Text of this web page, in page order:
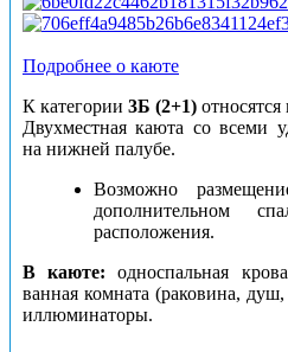
Подробнее о каюте
К категории 3Б (2+1)
Двухместная каюта со всеми
на нижней палубе.
Возможно
дополнительном
расположения.
В каюте: односпальная
ванная комната (раковина,
иллюминаторы.